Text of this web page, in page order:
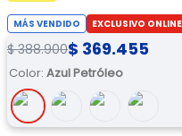
MÁS VENDIDO EXCLUSIVO ONLINE
$ 388.900$ 369.455
Color: Azul Petróleo